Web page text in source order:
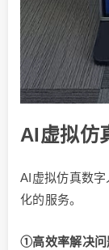
AI虚拟仿
AI虚拟仿真数字
化的服务。
①高效率解决问